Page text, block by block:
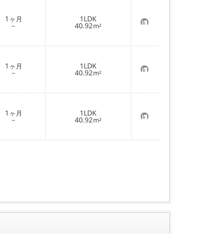
1 ヶ月
－
1LDK
40.92m² お
気
に
入
り
登
録
1 ヶ月
－
1LDK
40.92m² お
気
に
入
り
登
録
1 ヶ月
－
1LDK
40.92m² お
気
に
入